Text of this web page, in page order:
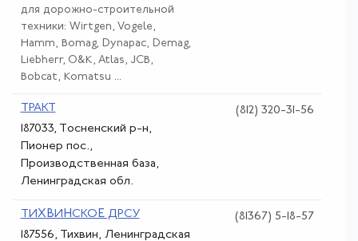
для дорожно-строительной
техники: Wirtgen, Vogele,
Hamm, Bomag, Dynapac, Demag,
Liebherr, O&K, Atlas, JCB,
Bobcat, Komatsu ...
ТРАКТ
187033, Тосненский р-н,
Пионер пос.,
Производственная база,
Ленинградская обл.
(812) 320-31-56
ТИХВИНСКОЕ ДРСУ
187556, Тихвин, Ленинградская
(81367) 5-18-57